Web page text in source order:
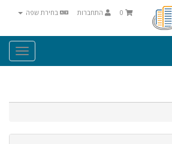
בחירת שפה התחברות 0